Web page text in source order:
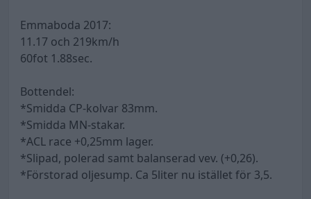
Emmaboda 2017:
11.17 och 219km/h
60fot 1.88sec.
Bottendel:
*Smidda CP-kolvar 83mm.
*Smidda MN-stakar.
*ACL race +0,25mm lager.
*Slipad, polerad samt balanserad vev. (+0,26).
*Förstorad oljesump. Ca 5liter nu istället för 3,5.